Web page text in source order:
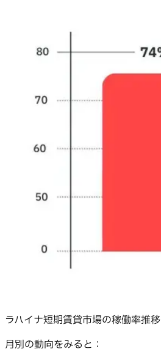
ラハイナ短期賃貸市場の稼働率推移
月別の動向をみると：